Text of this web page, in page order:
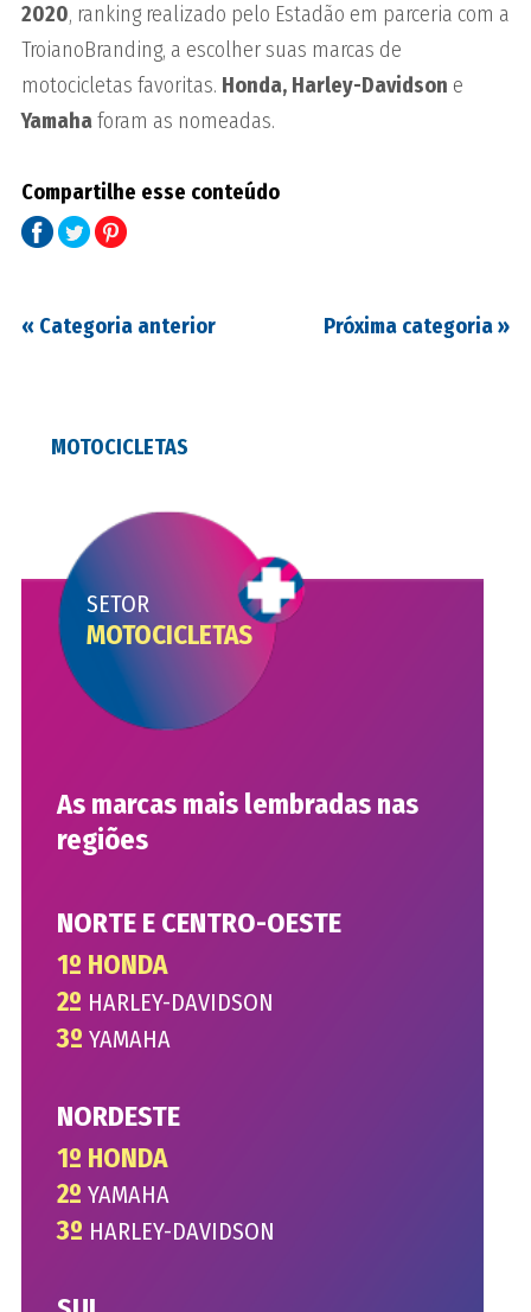
MOTOCICLETAS
SETOR
MOTOCICLETAS
As marcas mais lembradas nas
regiões
NORTE E CENTRO-OESTE
1º HONDA
2º HARLEY-DAVIDSON
3º YAMAHA
NORDESTE
1º HONDA
2º YAMAHA
3º HARLEY-DAVIDSON
2020, ranking realizado pelo Estadão em parceria com a
TroianoBranding, a escolher suas marcas de
motocicletas favoritas. Honda, Harley-Davidson e
Yamahaforam as nomeadas.
Compartilhe esse conteúdo
« Categoria anterior Próxima categoria»